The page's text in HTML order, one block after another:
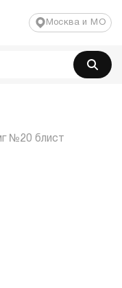
Москва и МО
№20 блист